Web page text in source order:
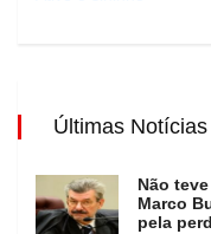
Últimas
Não
Marco
pela